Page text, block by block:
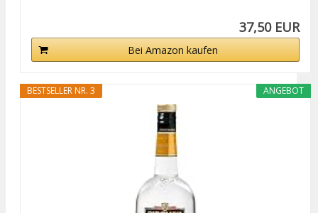
37,50 EUR
Bei Amazon kaufen
ANGEBOT
BESTSELLER NR. 3